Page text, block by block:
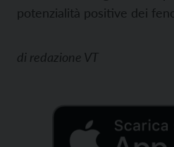
potenzialità positive dei
di redazione VT